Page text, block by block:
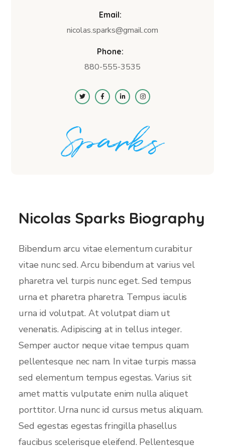
Email:
nicolas.sparks@gmail.com
Phone:
880-555-3535
Nicolas Sparks Biography
Bibendum arcu vitae elementum curabitur
vitae nunc sed. Arcu bibendum at varius vel
pharetra vel turpis nunc eget. Sed tempus
urna et pharetra pharetra. Tempus iaculis
urna id volutpat. At volutpat diam ut
venenatis. Adipiscing at in tellus integer.
Semper auctor neque vitae tempus quam
pellentesque nec nam. In vitae turpis massa
sed elementum tempus egestas. Varius sit
amet mattis vulputate enim nulla aliquet
porttitor. Urna nunc id cursus metus aliquam.
Sed egestas egestas fringilla phasellus
faucibus scelerisque eleifend. Pellentesque